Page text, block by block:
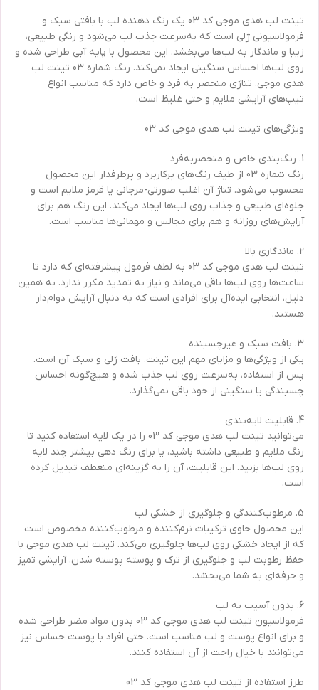
تینت لب هدی موجی کد 03 یک رنگ دهنده لب با بافتی سبک و
فرمولاسیونی ژلی است که به‌سرعت جذب لب می‌شود و رنگی طبیعی،
زیبا و ماندگار به لب‌ها می‌بخشد. این محصول با پایه آبی طراحی شده و
روی لب‌ها احساس سنگینی ایجاد نمی‌کند. رنگ شماره 03 تینت لب
هدی موجی، تناژی منحصر به فرد و خاص دارد که مناسب انواع
تیپ‌های آرایشی ملایم و حتی غلیظ است.
ویژگی‌های تینت لب هدی موجی کد 03
1. رنگ‌بندی خاص و منحصربه‌فرد
رنگ شماره 03 از طیف رنگ‌های پرکاربرد و پرطرفدار این محصول
محسوب می‌شود. تناژ آن اغلب صورتی-مرجانی یا قرمز ملایم است و
جلوه‌ای طبیعی و جذاب روی لب‌ها ایجاد می‌کند. این رنگ هم برای
آرایش‌های روزانه و هم برای مجالس و مهمانی‌ها مناسب است.
2. ماندگاری بالا
تینت لب هدی موجی کد 03 به لطف فرمول پیشرفته‌ای که دارد تا
ساعت‌ها روی لب‌ها باقی می‌ماند و نیاز به تمدید مکرر ندارد. به همین
دلیل، انتخابی ایده‌آل برای افرادی است که به دنبال آرایش دوام‌دار
هستند.
3. بافت سبک و غیرچسبنده
یکی از ویژگی‌ها و مزایای مهم این تینت، بافت ژلی و سبک آن است.
پس از استفاده، به‌سرعت روی لب جذب شده و هیچ‌گونه احساس
چسبندگی یا سنگینی از خود باقی نمی‌گذارد.
4. قابلیت لایه‌بندی
می‌توانید تینت لب هدی موجی کد 03 را در یک لایه استفاده کنید تا
رنگ ملایم و طبیعی داشته باشید، یا برای رنگ دهی بیشتر چند لایه
روی لب‌ها بزنید. این قابلیت، آن را به گزینه‌ای منعطف تبدیل کرده
است.
5. مرطوب‌کنندگی و جلوگیری از خشکی لب
این محصول حاوی ترکیبات نرم‌کننده و مرطوب‌کننده مخصوص است
که از ایجاد خشکی روی لب‌ها جلوگیری می‌کند. تینت لب هدی موجی با
حفظ رطوبت لب و جلوگیری از ترک و پوسته پوسته شدن، آرایشی تمیز
و حرفه‌ای به شما می‌بخشد.
6. بدون آسیب به لب
فرمولاسیون تینت لب هدی موجی کد 03 بدون مواد مضر طراحی شده
و برای انواع پوست و لب مناسب است. حتی افراد با پوست حساس نیز
می‌توانند با خیال راحت از آن استفاده کنند.
طرز استفاده از تینت لب هدی موجی کد 03